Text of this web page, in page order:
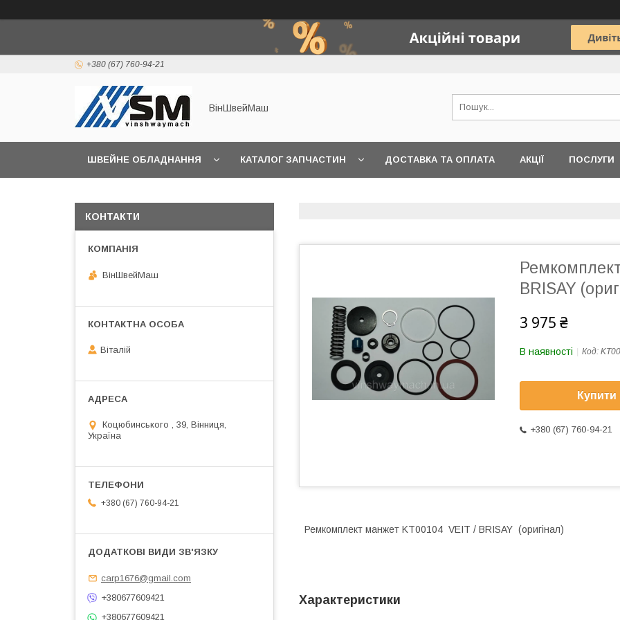
+380 (67) 760-94-21
ВінШвейМаш
ШВЕЙНЕ ОБЛАДНАННЯ КАТАЛОГ ЗАПЧАСТИН ДОСТАВКА ТА ОПЛАТА АКЦІЇ ПОСЛУГИ
BRISAY
3 975 ₴
В наявності Код:
Купити
+380 (67) 760-94-21
Ремкомплект манжет KT00104 VEIT / BRISAY (оригінал)
Характеристики
КОНТАКТИ
ВінШвейМаш
Віталій
Коцюбинського , 39, Вінниця,
Україна
+380 (67) 760-94-21
carp1676@gmail.com
+380677609421
+380677609421